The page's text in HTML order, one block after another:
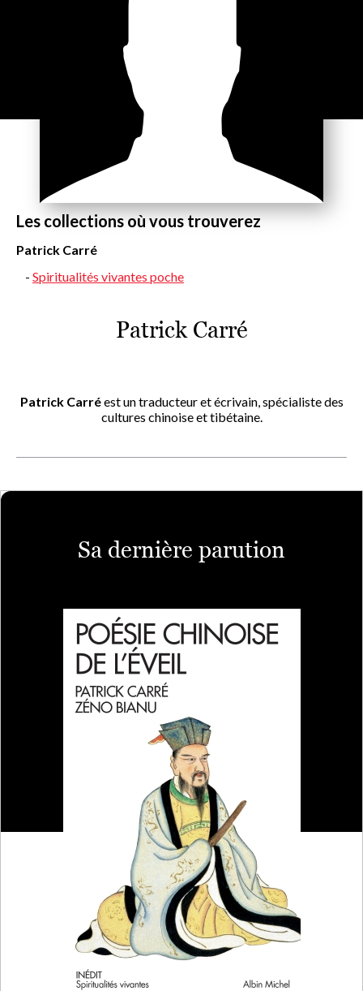
Les collections où vous trouverez
Patrick Carré
Spiritualités vivantes poche
Patrick Carré
Patrick Carréest un traducteur et écrivain, spécialiste des
cultures chinoise et tibétaine.
Sa dernière parution